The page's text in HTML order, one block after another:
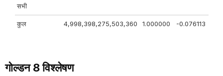
सभी
कुल 4,998,398,275,503,360 1.000000 -0.076113
गोल्डन 8 विश्लेषण